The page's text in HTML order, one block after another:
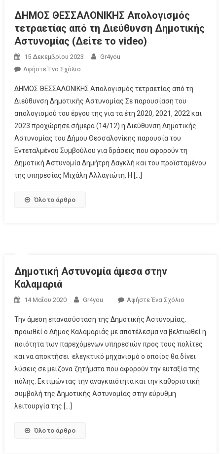
ΔΗΜΟΣ ΘΕΣΣΑΛΟΝΙΚΗΣ Απολογισμός
τετραετίας από τη Διεύθυνση Δημοτικής
Αστυνομίας (Δείτε το video)
15 Δεκεμβρίου 2023
Gr4you
Αφήστε Ένα Σχόλιο
ΔΗΜΟΣ ΘΕΣΣΑΛΟΝΙΚΗΣ Απολογισμός τετραετίας από τη
Διεύθυνση Δημοτικής Αστυνομίας Σε παρουσίαση του
απολογισμού του έργου της για τα έτη 2020, 2021, 2022 και
2023 προχώρησε σήμερα (14/12) η Διεύθυνση Δημοτικής
Αστυνομίας του Δήμου Θεσσαλονίκης παρουσία του
Εντεταλμένου Συμβούλου για δράσεις που αφορούν τη
Δημοτική Αστυνομία Δημήτρη Δαγκλή και του προϊσταμένου
της υπηρεσίας Μιχάλη Αλλαγιώτη. Η […]
Όλο το άρθρο
Δημοτική Αστυνομία άμεσα στην
Καλαμαριά
14 Μαΐου 2020 Gr4you Αφήστε Ένα Σχόλιο
Την άμεση επανασύσταση της Δημοτικής Αστυνομίας,
προωθεί ο Δήμος Καλαμαριάς με αποτέλεσμα να βελτιωθεί η
ποιότητα των παρεχόμενων υπηρεσιών προς τους πολίτες
και να αποκτήσει ελεγκτικό μηχανισμό ο οποίος θα δίνει
λύσεις σε μείζονα ζητήματα που αφορούν την ευταξία της
πόλης. Εκτιμώντας την αναγκαιότητα και την καθοριστική
συμβολή της Δημοτικής Αστυνομίας στην εύρυθμη
λειτουργία της […]
Όλο το άρθρο